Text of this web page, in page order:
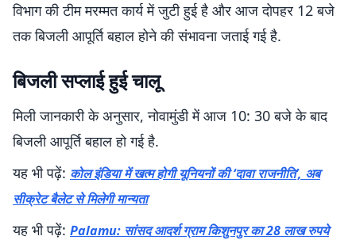
विभाग की टीम मरम्मत कार्य में जुटी हुई है और आज दोपहर 12 बजे
तक बिजली आपूर्ति बहाल होने की संभावना जताई गई है.
बिजली सप्लाई हुई चालू
मिली जानकारी के अनुसार, नोवामुंडी में आज 10: 30 बजे के बाद
बिजली आपूर्ति बहाल हो गई है.
यह भी पढ़ें: कोल इंडिया में खत्म होगी यूनियनों की ‘दावा राजनीति’, अब
सीक्रेट बैलेट से मिलेगी मान्यता
यह भी पढ़ें: Palamu: सांसद आदर्श ग्राम किशुनपुर का 28 लाख रुपये